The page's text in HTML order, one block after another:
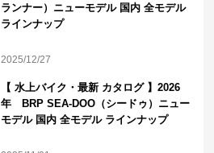
ランナー）ニューモデル 国内 全モデル
ラインナップ
2025/12/27
【 水上バイク・最新 カタログ 】2026
年 BRP SEA-DOO（シードゥ）ニュー
モデル 国内 全モデル ラインナップ